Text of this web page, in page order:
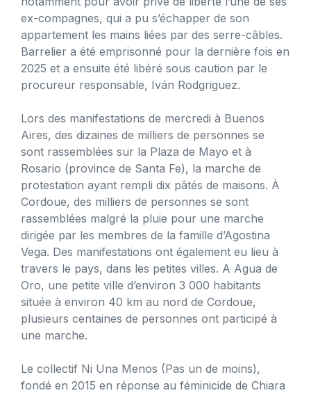
ex-compagnes, qui a pu s’échapper de son
appartement les mains liées par des serre-câbles.
Barrelier a été emprisonné pour la dernière fois en
2025 et a ensuite été libéré sous caution par le
procureur responsable, Iván Rodgriguez.
Lors des manifestations de mercredi à Buenos
Aires, des dizaines de milliers de personnes se
sont rassemblées sur la Plaza de Mayo et à
Rosario (province de Santa Fe), la marche de
protestation ayant rempli dix pâtés de maisons. À
Cordoue, des milliers de personnes se sont
rassemblées malgré la pluie pour une marche
dirigée par les membres de la famille d’Agostina
Vega. Des manifestations ont également eu lieu à
travers le pays, dans les petites villes. A Agua de
Oro, une petite ville d’environ 3 000 habitants
située à environ 40 km au nord de Cordoue,
plusieurs centaines de personnes ont participé à
une marche.
Le collectif Ni Una Menos (Pas un de moins),
fondé en 2015 en réponse au féminicide de Chiara